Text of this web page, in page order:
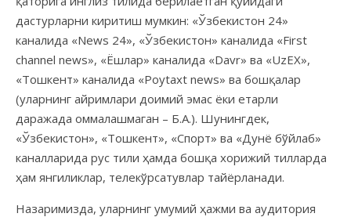
дастурларни киритиш мумкин: «Ўзбекистон 24»
каналида «News 24», «Ўзбекистон» каналида «First
channel news», «Ёшлар» каналида «Davr» ва «UzEX»,
«Тошкент» каналида «Poytaxt news» ва бошқалар
(уларнинг айримлари доимий эмас ёки етарли
даражада оммалашмаган – Б.А.). Шунингдек,
«Ўзбекистон», «Тошкент», «Спорт» ва «Дунё бўйлаб»
каналларида рус тили ҳамда бошқа хорижий тилларда
ҳам янгиликлар, телекўрсатувлар тайёрланади.
Назаримизда, уларнинг умумий ҳажми ва аудитория